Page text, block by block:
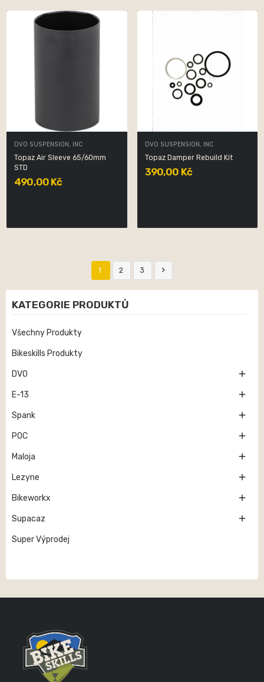
KATEGORIE PRODUKTŮ
Všechny Produkty
Bikeskills Produkty
DVO 
E-13 
Spank 
POC 
Maloja 
Lezyne 
Bikeworkx 
Supacaz 
Super Výprodej
DVO SUSPENSION, INC
Topaz Air Sleeve 65/60mm
STD
490,00 Kč
DVO SUSPENSION, INC
Topaz Damper Rebuild Kit
390,00 Kč
1 2 3 